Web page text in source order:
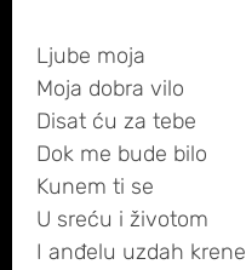
Ljube moja
Moja dobra vilo
Disat ću za tebe
Dok me bude bilo
Kunem ti se
U sreću i životom
I anđelu uzdah krene